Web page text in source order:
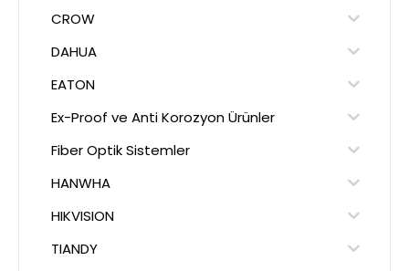
CROW
DAHUA
EATON
Ex-Proof ve Anti Korozyon Ürünler
Fiber Optik Sistemler
HANWHA
HIKVISION
TIANDY